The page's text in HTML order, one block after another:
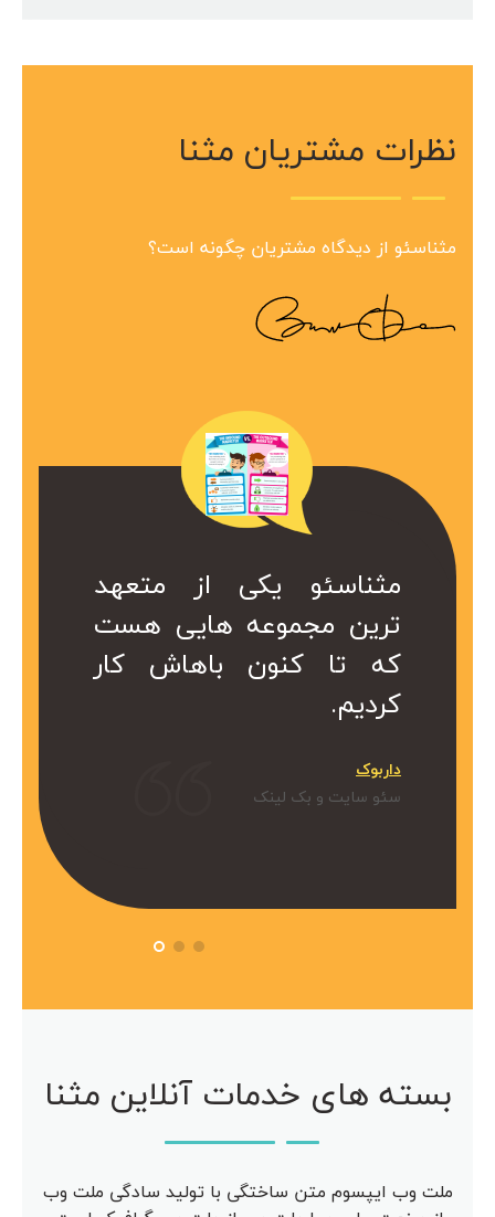
نظرات مشتریان مثنا
مثناسئو از دیدگاه مشتریان چگونه است؟
مثناسئو یک
برای ما
هست که
مثناسئو یکی از متعهد
ترین مجموعه هایی هست
که تا کنون باهاش کار
کردیم.
داربوک
سئو سایت و بک لینک
مجموعه در
هست.
کمتر از یک
ارزشمند
کا سال ها
از خدمات
استفاده
از متعهد
هایی هست
باهاش کار
بسته های خدمات آنلاین مثنا
ملت وب ایپسوم متن ساختگی با تولید سادگی ملت وب